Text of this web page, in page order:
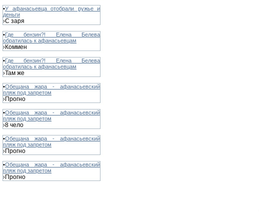
•У афанасьевца отобрали ружье и
деньги
›С заря
•Где бензин?! Елена Белева
обратилась к афанасьевцам
›Коммен
•Где бензин?! Елена Белева
обратилась к афанасьевцам
›Там же
•Обещана жара - афанасьевский
пляж под запретом
›Прогно
•Обещана жара - афанасьевский
пляж под запретом
›8 чело
•Обещана жара - афанасьевский
пляж под запретом
›Прогно
•Обещана жара - афанасьевский
пляж под запретом
›Прогно